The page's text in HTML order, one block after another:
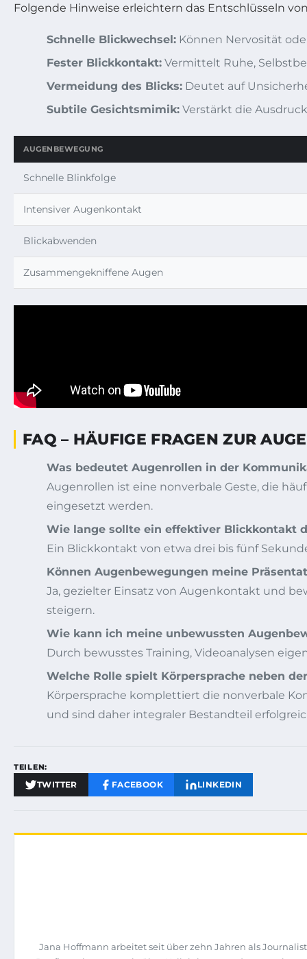
Folgende Hinweise erleichtern das Entschlüsseln
Schnelle Blickwechsel: Können Nervosität
Fester Blickkontakt: Vermittelt Ruhe,
Vermeidung des Blicks: Deutet auf
Subtile Gesichtsmimik: Verstärkt die
AUGENBEWEGUNG
Schnelle Blinkfolge
Intensiver Augenkontakt
Blickabwenden
Zusammengekniffene Augen
FAQ – HÄUFIGE FRAGEN ZUR
Was bedeutet Augenrollen in der
Augenrollen ist eine nonverbale Geste, die
eingesetzt werden.
Wie lange sollte ein effektiver Blickkontakt
Ein Blickkontakt von etwa drei bis fünf
Können Augenbewegungen meine
Ja, gezielter Einsatz von Augenkontakt und
steigern.
Wie kann ich meine unbewussten
Durch bewusstes Training, Videoanalysen
Welche Rolle spielt Körpersprache neben
Körpersprache komplettiert die nonverbale
und sind daher integraler Bestandteil
TEILEN:
TWITTER FACEBOOK LINKEDIN
Jana Hoffmann arbeitet seit über zehn Jahren als